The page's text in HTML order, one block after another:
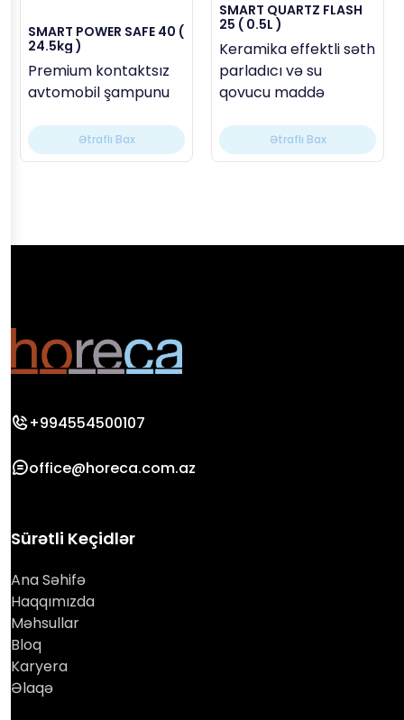
SMART POWER SAFE 40 (
24.5kg )
Premium kontaktsız
avtomobil şampunu
Ətraflı Bax
SMART QUARTZ FLASH
25 ( 0.5L )
Keramika effektli səth
parladıcı və su
qovucu maddə
Ətraflı Bax
+994554500107
office@horeca.com.az
Sürətli Keçidlər
Ana Səhifə
Haqqımızda
Məhsullar
Bloq
Karyera
Əlaqə